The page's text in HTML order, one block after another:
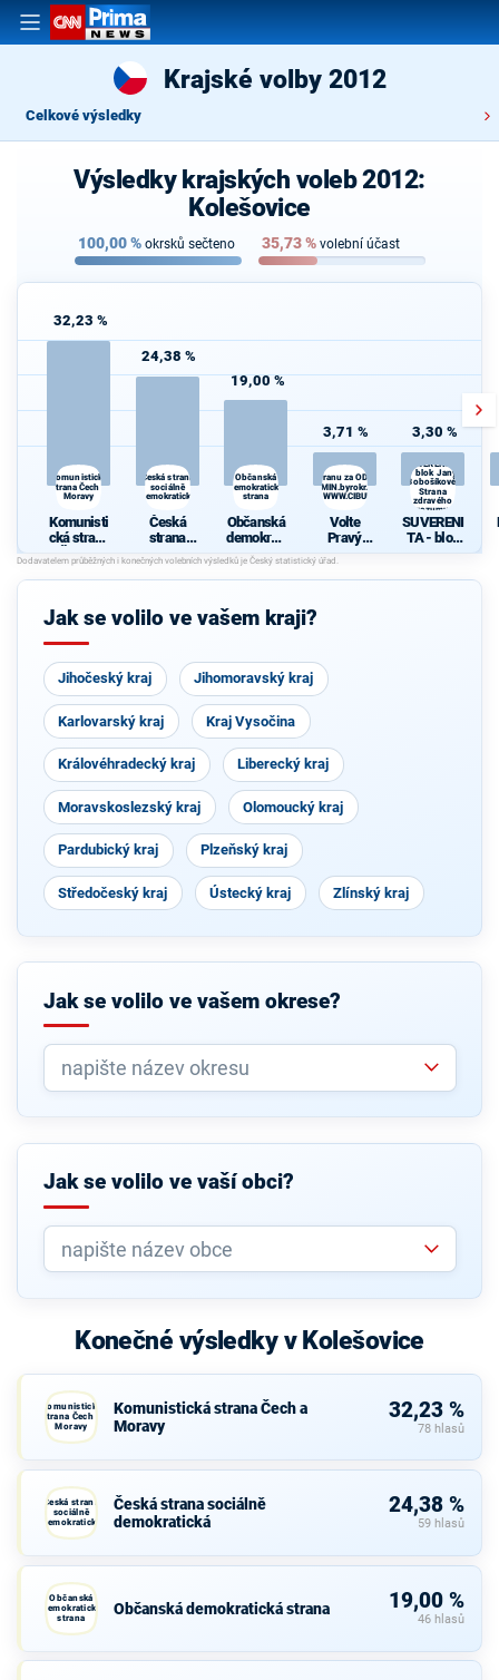
Krajské volby 2012
Celkové výsledky
Výsledky krajských voleb 2012:
Kolešovice
100,00% okrsků sečteno 35,73% volební účast
32,23 %
Komunistická
strana Čech a
Moravy
Komunisti
cká strana
Čech a
Moravy
24,38 %
Česká strana
sociálně
demokratická
Česká
strana
sociálně
demokrati
cká
19,00 %
Občanská
demokratická
strana
Občanská
demokrati
cká strana
3,71 %
Volte Pravý Blok-stranu za ODVOLAT.polit.,NÍZKÉ
daně,VYROVN.rozp.,MIN.byrokr.,SPRAV.just.,PŘÍMOU
demokr. WWW.CIBULKA.NET
Volte
Pravý
Blok-
stranu za
ODVOLAT.
,MIN.byro
kr.,SPRAV.
just.,PŘÍM
ULKA.NET
3,30 %
SUVERENITA
- blok Jany
Bobošíkové,
Strana
zdravého
rozumu
SUVERENI
TA - blok
Jany
é, Strana
Jak se volilo ve vašem kraji?
Jihočeský kraj Jihomoravský kraj
Karlovarský kraj Kraj Vysočina
Královéhradecký kraj Liberecký kraj
Moravskoslezský kraj Olomoucký kraj
Pardubický kraj Plzeňský kraj
Středočeský kraj Ústecký kraj Zlínský kraj
Jak se volilo ve vašem okrese?
Jak se volilo ve vaší obci?
Konečné výsledky v Kolešovice
Komunistická
strana Čech a
Moravy
Komunistická strana Čech a
Moravy
32,23 %
78 hlasů
Česká strana
sociálně
demokratická
Česká strana sociálně
demokratická
24,38 %
59 hlasů
Občanská
demokratická
strana
Občanská demokratická strana 19,00 %
46 hlasů